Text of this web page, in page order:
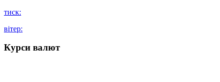
тиск:
вітер:
Курси валют